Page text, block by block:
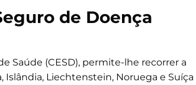
de Doença
Saúde (CESD), permite-lhe recorrer a
Liechtenstein, Noruega e Suíça